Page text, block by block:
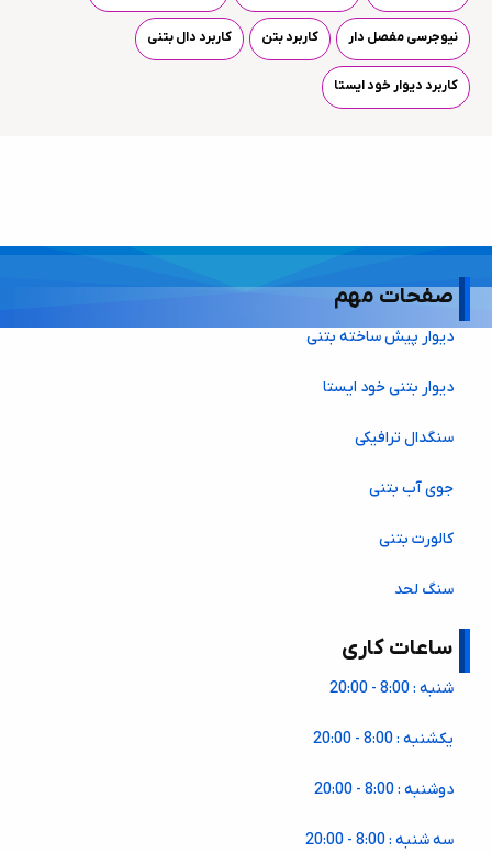
نیوجرسی مفصل دار کاربرد بتن کاربرد دال بتنی
کاربرد دیوار خود ایستا
صفحات مهم
دیوار پیش ساخته بتنی
دیوار بتنی خود ایستا
سنگدال ترافیکی
جوی آب بتنی
کالورت بتنی
سنگ لحد
ساعات کاری
شنبه : 8:00 - 20:00
یکشنبه : 8:00 - 20:00
دوشنبه : 8:00 - 20:00
سه شنبه : 8:00 - 20:00